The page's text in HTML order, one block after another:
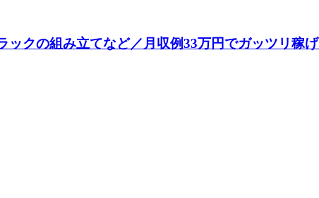
クの組み立てなど／月収例33万円でガッツリ稼